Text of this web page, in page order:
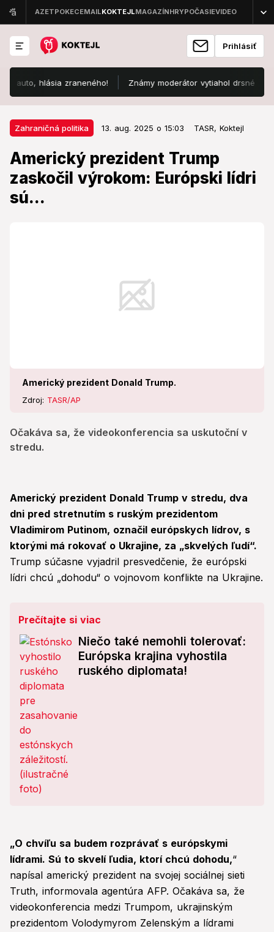
Prihlásiť
hlásia zraneného! Známy moderátor vytiahol drsné
Zahraničná politika 13. aug. 2025 o 15:03 TASR, Koktejl
Americký prezident Trump
zaskočil výrokom: Európski lídri
sú...
Americký prezident Donald Trump.
Zdroj: TASR/AP
Očakáva sa, že videokonferencia sa uskutoční v
stredu.
Zahraničná politika 13. aug. 2025 o 15:03
Americký prezident Trump
zaskočil výrokom: Európski lídri
sú...
Americký prezident Donald Trump v stredu, dva
dni pred stretnutím s ruským prezidentom
Vladimirom Putinom, označil európskych lídrov, s
ktorými má rokovať o Ukrajine, za „skvelých ľudí“.
Trump súčasne vyjadril presvedčenie, že európski
lídri chcú „dohodu“ o vojnovom konflikte na Ukrajine.
Prečítajte si viac
Niečo také nemohli tolerovať:
Európska krajina vyhostila
ruského diplomata!
„O chvíľu sa budem rozprávať s európskymi
lídrami. Sú to skvelí ľudia, ktorí chcú dohodu,“
napísal americký prezident na svojej sociálnej sieti
Truth, informovala agentúra AFP. Očakáva sa, že
videokonferencia medzi Trumpom, ukrajinským
prezidentom Volodymyrom Zelenským a lídrami